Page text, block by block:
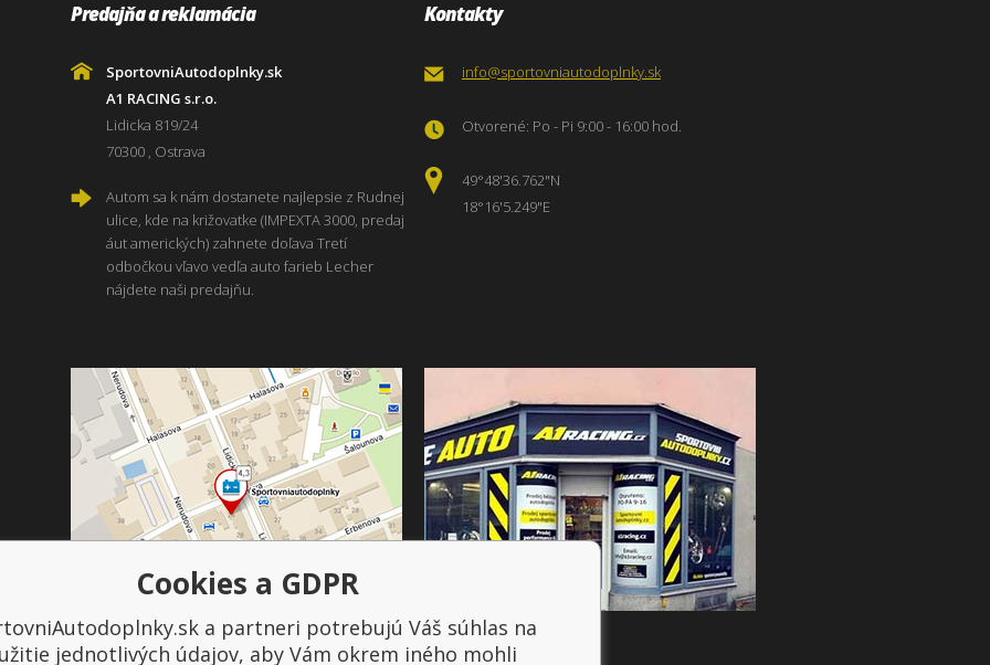
Predajňa a reklamácia
SportovniAutodoplnky.sk
A1 RACING s.r.o.
Lidicka 819/24
70300 , Ostrava
Autom sa k nám dostanete najlepsie z Rudnej
ulice, kde na križovatke (IMPEXTA 3000, predaj
áut amerických) zahnete doľava Tretí
odbočkou vľavo vedľa auto farieb Lecher
nájdete naši predajňu.
Kontakty
info@sportovniautodoplnky.sk
Otvorené: Po - Pi 9:00 - 16:00 hod.
49°48'36.762"N
18°16'5.249"E
Platba a doprava
Cookies a GDPR
a partneri potrebujú Váš súhlas na
jednotlivých údajov, aby Vám okrem iného mohli